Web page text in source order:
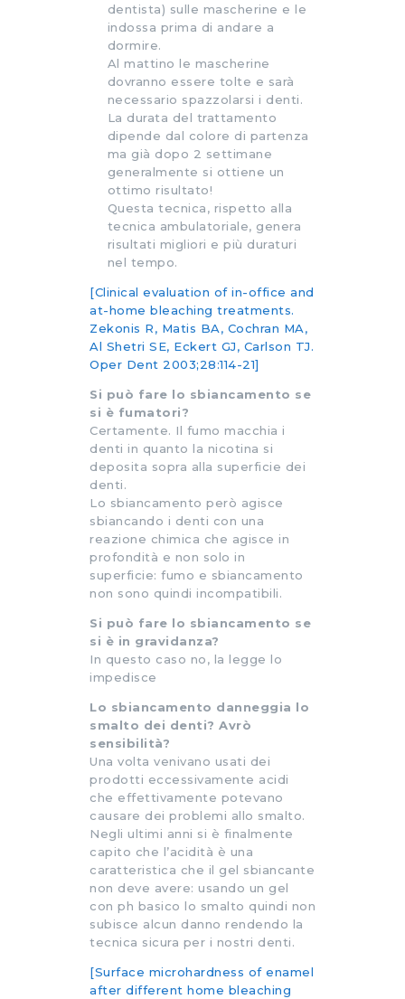
dentista) sulle mascherine e le
indossa prima di andare a
dormire.
Al mattino le mascherine
dovranno essere tolte e sarà
necessario spazzolarsi i denti.
La durata del trattamento
dipende dal colore di partenza
ma già dopo 2 settimane
generalmente si ottiene un
ottimo risultato!
Questa tecnica, rispetto alla
tecnica ambulatoriale, genera
risultati migliori e più duraturi
nel tempo.
[Clinical evaluation of in-office and
at-home bleaching treatments.
Zekonis R, Matis BA, Cochran MA,
Al Shetri SE, Eckert GJ, Carlson TJ.
Oper Dent 2003;28:114-21]
Si può fare lo sbiancamento se
si è fumatori?
Certamente. Il fumo macchia i
denti in quanto la nicotina si
deposita sopra alla superficie dei
denti.
Lo sbiancamento però agisce
sbiancando i denti con una
reazione chimica che agisce in
profondità e non solo in
superficie: fumo e sbiancamento
non sono quindi incompatibili.
Si può fare lo sbiancamento se
si è in gravidanza?
In questo caso no, la legge lo
impedisce
Lo sbiancamento danneggia lo
smalto dei denti? Avrò
sensibilità?
Una volta venivano usati dei
prodotti eccessivamente acidi
che effettivamente potevano
causare dei problemi allo smalto.
Negli ultimi anni si è finalmente
capito che l’acidità è una
caratteristica che il gel sbiancante
non deve avere: usando un gel
con ph basico lo smalto quindi non
subisce alcun danno rendendo la
tecnica sicura per i nostri denti.
[Surface microhardness of enamel
after different home bleaching